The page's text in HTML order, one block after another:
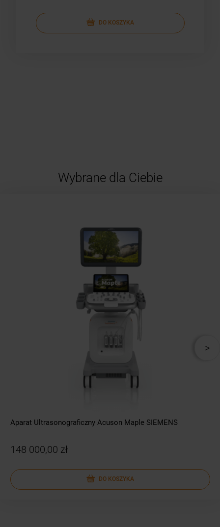
DO KOSZYKA
Wybrane dla Ciebie
Aparat Ultrasonograficzny Acuson Maple SIEMENS
148 000,00 zł
DO KOSZYKA